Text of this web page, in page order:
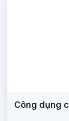
Công dụng